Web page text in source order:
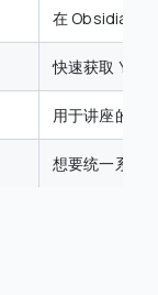
在 Obsidian
快速获取
用于讲座的手
想要统一系统